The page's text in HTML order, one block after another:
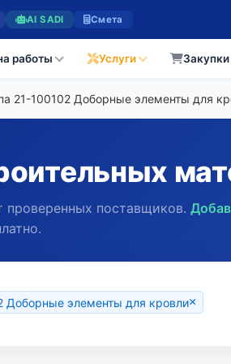
AI SADI Смета
работы Услуги
21-100102 Доборные элементы для
проверенных поставщиков.
Доборные элементы для кровли×